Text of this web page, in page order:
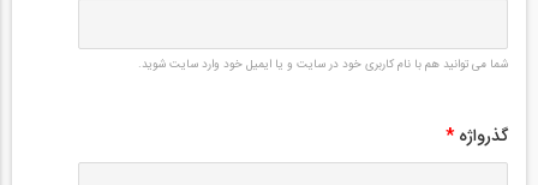
شما می توانید هم با نام کاربری خود در سایت و یا ایمیل خود وارد سایت شوید.
گذرواژه *